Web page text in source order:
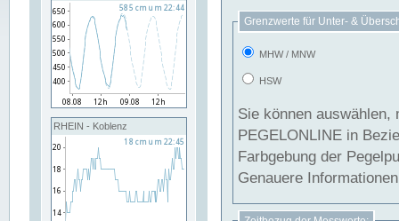
RHEIN - Koblenz
Grenzwerte für Unter- &
MHW / MNW
HSW
Sie können
PEGELONLINE in Beziehung
Farbgebung der
Genauere